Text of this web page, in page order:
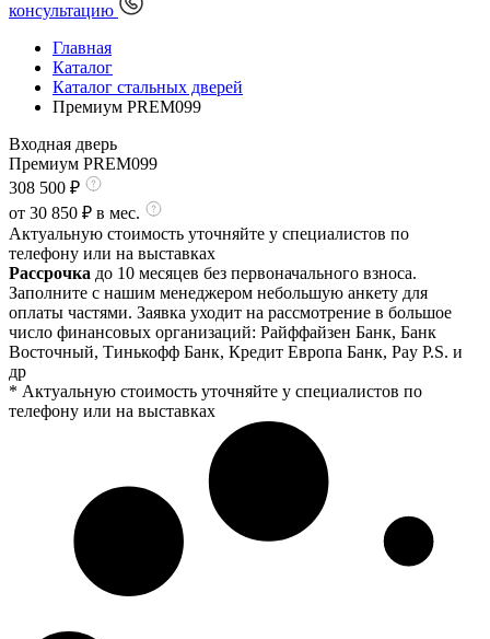
консультацию
Главная
Каталог
Каталог стальных дверей
Премиум PREM099
Входная дверь
Премиум PREM099
308 500 ₽
от 30 850 ₽ в мес.
Актуальную стоимость уточняйте у специалистов по
телефону или на выставках
Рассрочка до 10 месяцев без первоначального взноса.
Заполните с нашим менеджером небольшую анкету для
оплаты частями. Заявка уходит на рассмотрение в большое
число финансовых организаций: Райффайзен Банк, Банк
Восточный, Тинькофф Банк, Кредит Европа Банк, Pay P.S. и
др
* Актуальную стоимость уточняйте у специалистов по
телефону или на выставках